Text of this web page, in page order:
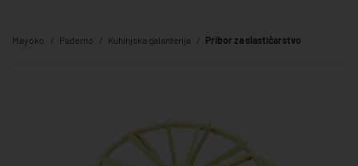
Mayoko Paderno Kuhinjska galanterija Pribor za slastičarstvo